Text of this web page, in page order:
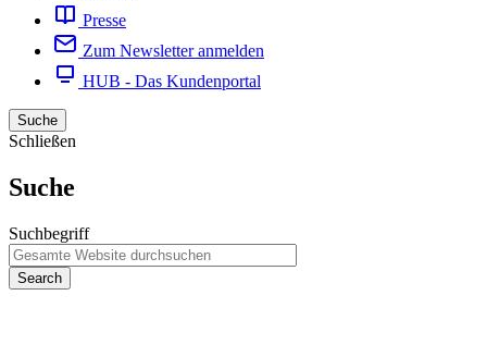
Presse
Zum Newsletter anmelden
HUB - Das Kundenportal
Suche
Schließen
Suche
Suchbegriff